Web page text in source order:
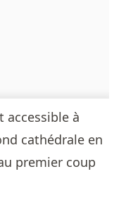
accessible à
cathédrale en
premier coup